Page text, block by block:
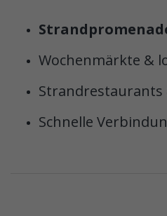
Wochenmärkte &
Schnelle